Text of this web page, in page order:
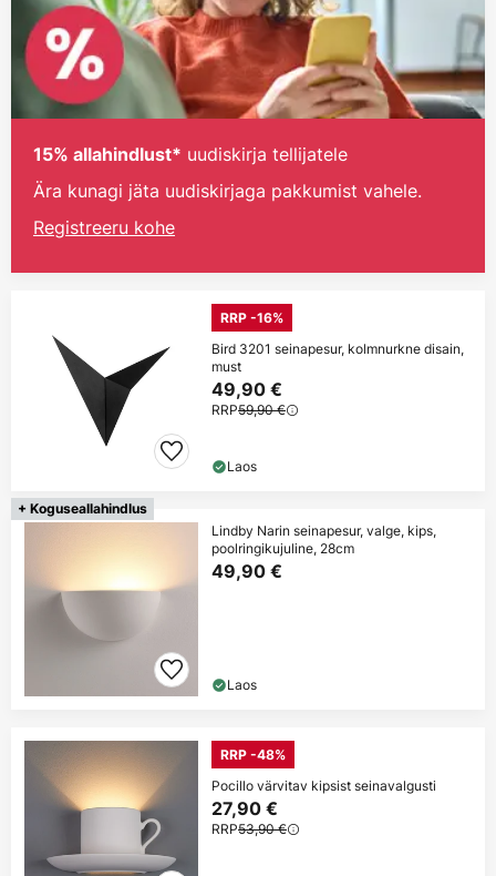
15% allahindlust* uudiskirja tellijatele
Ära kunagi jäta uudiskirjaga pakkumist vahele.
Registreeru kohe
RRP -16%
Bird 3201 seinapesur, kolmnurkne disain,
must
49,90 €
RRP59,90 €
Laos
+ Koguseallahindlus
Lindby Narin seinapesur, valge, kips,
poolringikujuline, 28cm
49,90 €
Laos
RRP -48%
Pocillo värvitav kipsist seinavalgusti
27,90 €
RRP53,90 €